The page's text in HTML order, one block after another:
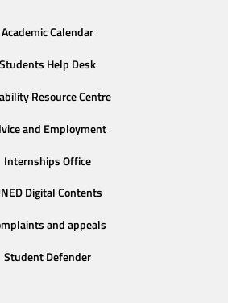
Academic Calendar
Students Help Desk
Resource Centre
and Employment
Internships Office
Digital Contents
and appeals
Student Defender